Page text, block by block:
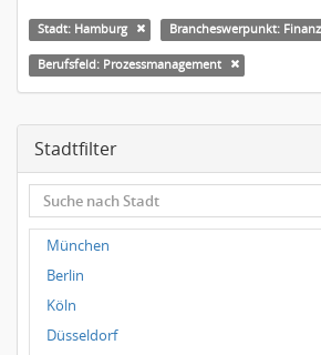
Stadt: Hamburg Brancheswerpunkt:
Berufsfeld: Prozessmanagement
Stadtfilter
München
Berlin
Köln
Düsseldorf